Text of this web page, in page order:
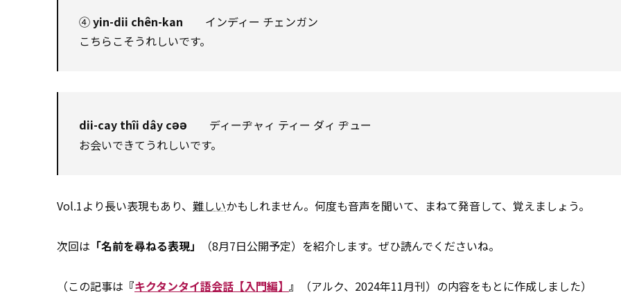
④yin-dii chên-kan インディー チェンガン
こちらこそうれしいです。
dii-cay thîi dây cəə ディーヂャィ ティー ダィ ヂュー
お会いできてうれしいです。
Vol.1より長い表現もあり、 難しいかもしれません。何度も音声を聞いて、まねて発音して、覚えましょう。
次回は 「名前を尋ねる表現」 （8月7日公開予定）を紹介します。ぜひ読んでくださいね。
（この記事は 『キクタンタイ語会話【入門編】 』 （アルク、2024年11月刊）の内容をもとに作成しました）